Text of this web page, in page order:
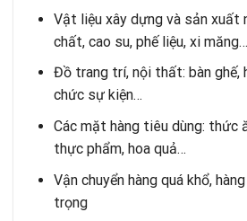
Vật liệu xây dựng và sản xuất
chất, cao su, phế liệu, xi măng…
Đồ trang trí, nội thất: bàn ghế,
chức sự kiện…
Các mặt hàng tiêu dùng: thức
thực phẩm, hoa quả…
Vận chuyển hàng quá khổ,
trọng